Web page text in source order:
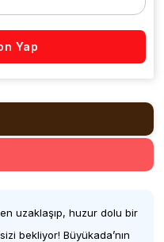
Yap
uzaklaşıp, huzur dolu bir
bekliyor! Büyükada’nın